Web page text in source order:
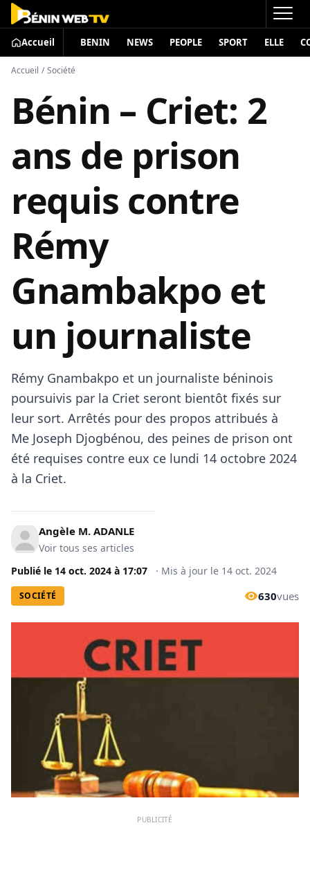
Accueil BENIN NEWS PEOPLE SPORT ELLE
Accueil / Société
Bénin – Criet: 2
ans de prison
requis contre
Rémy
Gnambakpo et
un journaliste
Rémy Gnambakpo et un journaliste béninois
poursuivis par la Criet seront bientôt fixés sur
leur sort. Arrêtés pour des propos attribués à
Me Joseph Djogbénou, des peines de prison ont
été requises contre eux ce lundi 14 octobre 2024
à la Criet.
Angèle M. ADANLE
Voir tous ses articles
Publié le 14 oct. 2024 à 17:07 · Mis à jour le 14 oct. 2024
SOCIÉTÉ 630vues
PUBLICITÉ